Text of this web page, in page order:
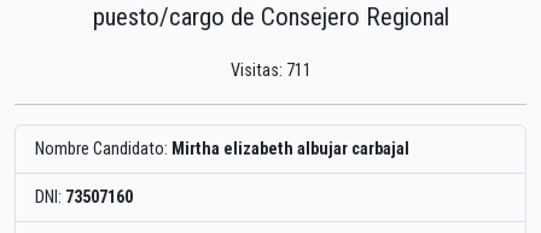
puesto/cargo de Consejero Regional
Visitas: 711
Nombre Candidato: Mirtha elizabeth albujar carbajal
DNI: 73507160